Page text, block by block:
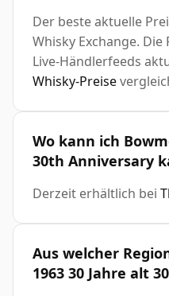
Der beste aktuelle
Whisky Exchange.
Live-Händlerfeeds
Whisky-Preise
Wo kann ich
30th Anniversary
Derzeit erhältlich bei
Aus welcher
1963 30 Jahre alt